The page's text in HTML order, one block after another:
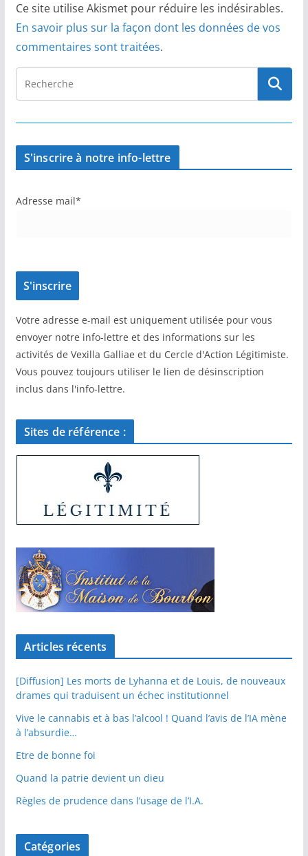
Ce site utilise Akismet pour réduire les indésirables.
En savoir plus sur la façon dont les données de vos
commentaires sont traitées.
S'inscrire à notre info-lettre
Adresse mail*
Votre adresse e-mail est uniquement utilisée pour vous
envoyer notre info-lettre et des informations sur les
activités de Vexilla Galliae et du Cercle d'Action Légitimiste.
Vous pouvez toujours utiliser le lien de désinscription
inclus dans l'info-lettre.
Sites de référence :
Articles récents
[Diffusion] Les morts de Lyhanna et de Louis, de nouveaux
drames qui traduisent un échec institutionnel
Vive le cannabis et à bas l’alcool ! Quand l’avis de l’IA mène
à l’absurdie…
Etre de bonne foi
Quand la patrie devient un dieu
Règles de prudence dans l’usage de l’I.A.
Catégories